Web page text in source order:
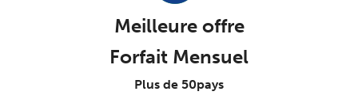
S'inscrire
Meilleure offre
Forfait Mensuel
Plus de 50pays